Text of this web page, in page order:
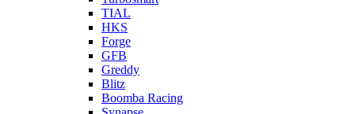
TIAL
HKS
Forge
GFB
Greddy
Blitz
Boomba Racing